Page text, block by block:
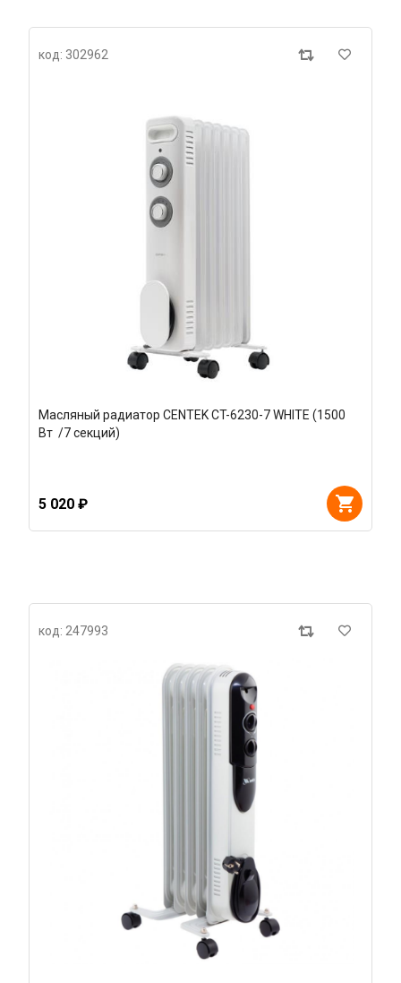
код: 302962
Масляный радиатор CENTEK CT-6230-7 WHITE (1500
Вт /7 секций)
5 020 ₽
код: 247993